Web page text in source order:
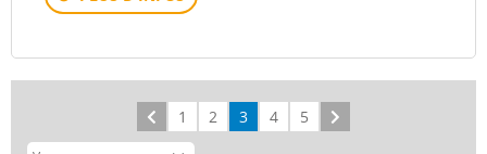
Précédent
1 2 3 4 5